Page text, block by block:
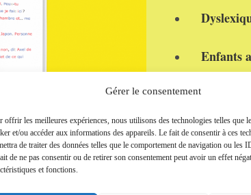
Gérer le consentement
offrir les meilleures expériences, nous utilisons des technologies telles que
et/ou accéder aux informations des appareils. Le fait de consentir à ces
de traiter des données telles que le comportement de navigation ou les
de ne pas consentir ou de retirer son consentement peut avoir un effet
et fonctions.
Enfants
Troubles